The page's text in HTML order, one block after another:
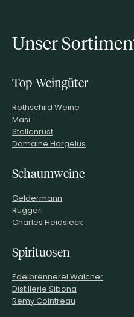
Unser
Top-Weingüter
Rothschild Weine
Masi
Stellenrust
Domaine Horgelus
Schaumweine
Geldermann
Ruggeri
Charles Heidsieck
Spirituosen
Edelbrennerei Walcher
Distillerie Sibona
Remy Cointreau